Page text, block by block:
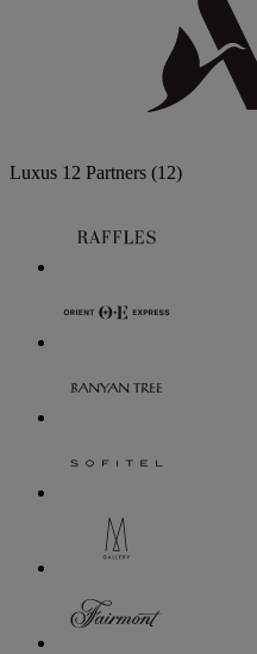
Luxus 12 Partners (12)